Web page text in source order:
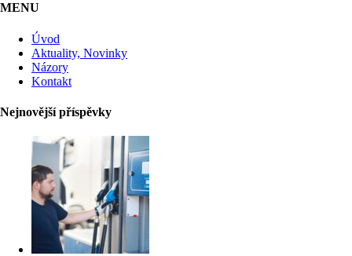
MENU
Úvod
Aktuality, Novinky
Názory
Kontakt
Nejnovější příspěvky